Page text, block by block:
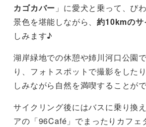
カゴカバー 」に愛犬と乗って、び
景色を堪能しながら、約10kmの
しみます♪
湖岸緑地での休憩や姉川河口公園
り、フォトスポットで撮影をした
しみながら自然を満喫することが
サイクリング後にはバスに乗り換
アの「96Café」でまったりカフェ